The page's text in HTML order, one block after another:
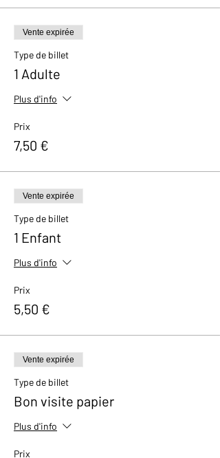
Vente expirée
Type de billet
1 Adulte
Plus d'info
Prix
7,50 €
Vente expirée
Type de billet
1 Enfant
Plus d'info
Prix
5,50 €
Vente expirée
Type de billet
Bon visite papier
Plus d'info
Prix